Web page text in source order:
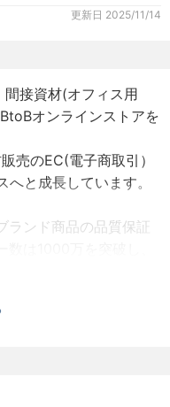
更新日 2025/11/14
接資材(オフィス用
オンラインストアを
売のEC(電子商取引）
と成長しています。
ンド商品の品質保証
。今後もプライベート
ます。